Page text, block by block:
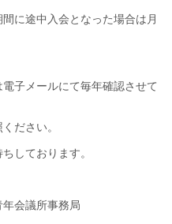
間に途中入会となった場合は月
子メールにて毎年確認させて
ださい。
しております。
会議所事務局